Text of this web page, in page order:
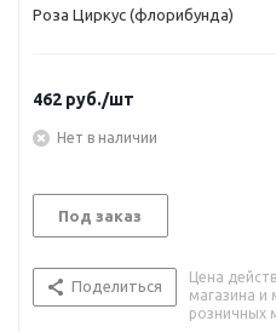
Роза Циркус (флорибунда)
462 руб./шт
Нет в наличии
Под заказ
Поделиться
Цена
магазина и
розничных